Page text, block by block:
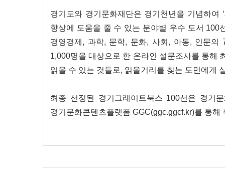
경기도와 경기문화재단은 경기천년을 기념하여
향상에 도움을 줄 수 있는 분야별 우수 도서 100
경영경제, 과학, 문학, 문화, 사회, 아동, 인문
1,000명을 대상으로 한 온라인 설문조사를 통해
읽을 수 있는 것들로, 읽을거리를 찾는 도민에게
최종 선정된 경기그레이트북스 100선은 경기
경기문화콘텐츠플랫폼 GGC(ggc.ggcf.kr)를 통해